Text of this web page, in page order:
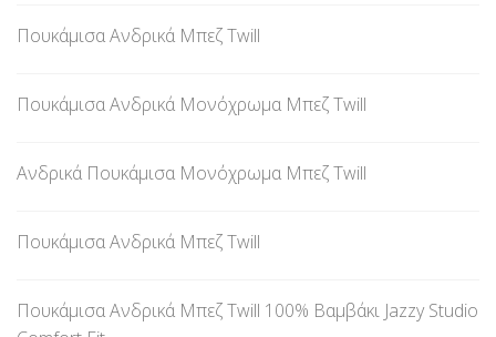
Πουκάμισα Ανδρικά Μπεζ Twill
Πουκάμισα Ανδρικά Μονόχρωμα Μπεζ Twill
Ανδρικά Πουκάμισα Μονόχρωμα Μπεζ Twill
Πουκάμισα Ανδρικά Μπεζ Twill
Πουκάμισα Ανδρικά Μπεζ Twill 100% Βαμβάκι Jazzy Studio